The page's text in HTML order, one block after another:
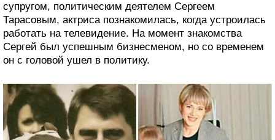
супругом, политическим деятелем Сергеем
Тарасовым, актриса познакомилась, когда устроилась
работать на телевидение. На момент знакомства
Сергей был успешным бизнесменом, но со временем
он с головой ушел в политику.